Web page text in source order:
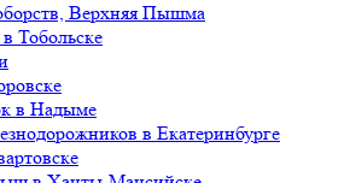
Верхняя Пышма
Тобольске
в Надыме
в Екатеринбурге